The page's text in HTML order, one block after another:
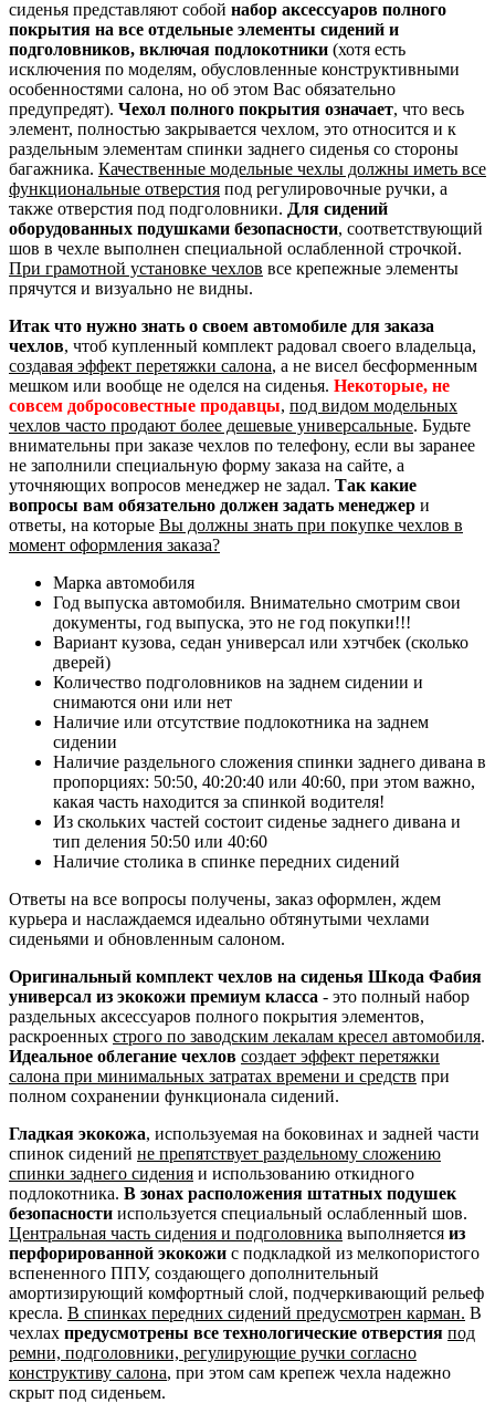
сиденья представляют собой набор аксессуаров полного
покрытия на все отдельные элементы сидений и
подголовников, включая подлокотники (хотя есть
исключения по моделям, обусловленные конструктивными
особенностями салона, но об этом Вас обязательно
предупредят). Чехол полного покрытия означает, что весь
элемент, полностью закрывается чехлом, это относится и к
раздельным элементам спинки заднего сиденья со стороны
багажника. Качественные модельные чехлы должны иметь все
функциональные отверстия под регулировочные ручки, а
также отверстия под подголовники. Для сидений
оборудованных подушками безопасности, соответствующий
шов в чехле выполнен специальной ослабленной строчкой.
При грамотной установке чехлов все крепежные элементы
прячутся и визуально не видны.
Итак что нужно знать о своем автомобиле для заказа
чехлов, чтоб купленный комплект радовал своего владельца,
создавая эффект перетяжки салона, а не висел бесформенным
мешком или вообще не оделся на сиденья. Некоторые, не
совсем добросовестные продавцы, под видом модельных
чехлов часто продают более дешевые универсальные. Будьте
внимательны при заказе чехлов по телефону, если вы заранее
не заполнили специальную форму заказа на сайте, а
уточняющих вопросов менеджер не задал. Так какие
вопросы вам обязательно должен задать менеджер и
ответы, на которые Вы должны знать при покупке чехлов в
момент оформления заказа?
Марка автомобиля
Год выпуска автомобиля. Внимательно смотрим свои
документы, год выпуска, это не год покупки!!!
Вариант кузова, седан универсал или хэтчбек (сколько
дверей)
Количество подголовников на заднем сидении и
снимаются они или нет
Наличие или отсутствие подлокотника на заднем
сидении
Наличие раздельного сложения спинки заднего дивана в
пропорциях: 50:50, 40:20:40 или 40:60, при этом важно,
какая часть находится за спинкой водителя!
Из скольких частей состоит сиденье заднего дивана и
тип деления 50:50 или 40:60
Наличие столика в спинке передних сидений
Ответы на все вопросы получены, заказ оформлен, ждем
курьера и наслаждаемся идеально обтянутыми чехлами
сиденьями и обновленным салоном.
Оригинальный комплект чехлов на сиденья Шкода Фабия
универсал из экокожи премиум класса - это полный набор
раздельных аксессуаров полного покрытия элементов,
раскроенных строго по заводским лекалам кресел автомобиля.
Идеальное облегание чехлов создает эффект перетяжки
салона при минимальных затратах времени и средств при
полном сохранении функционала сидений.
Гладкая экокожа, используемая на боковинах и задней части
спинок сидений не препятствует раздельному сложению
спинки заднего сидения и использованию откидного
подлокотника. В зонах расположения штатных подушек
безопасности используется специальный ослабленный шов.
Центральная часть сидения и подголовника выполняется из
перфорированной экокожи с подкладкой из мелкопористого
вспененного ППУ, создающего дополнительный
амортизирующий комфортный слой, подчеркивающий рельеф
кресла. В спинках передних сидений предусмотрен карман. В
чехлах предусмотрены все технологические отверстия под
ремни, подголовники, регулирующие ручки согласно
конструктиву салона, при этом сам крепеж чехла надежно
скрыт под сиденьем.